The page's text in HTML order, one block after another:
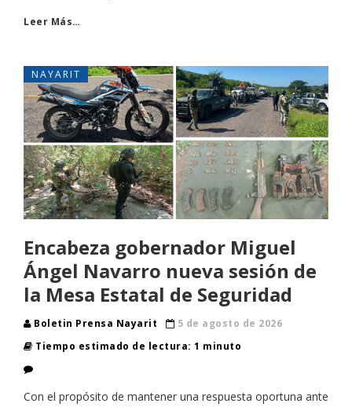
Leer Más…
NAYARIT
Encabeza gobernador Miguel
Ángel Navarro nueva sesión de
la Mesa Estatal de Seguridad
Boletin Prensa Nayarit
5 de agosto de 2026
Tiempo estimado de lectura: 1 minuto
Con el propósito de mantener una respuesta oportuna ante